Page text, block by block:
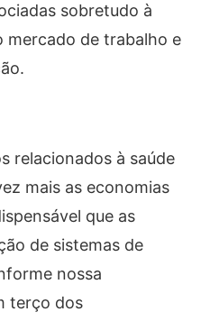
sobretudo à
mercado de trabalho e
relacionados à saúde
mais as economias
que as
de sistemas de
nossa
terço dos